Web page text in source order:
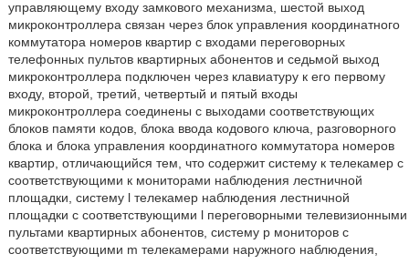
управляющему входу замкового механизма, шестой выход
микроконтроллера связан через блок управления координатного
коммутатора номеров квартир с входами переговорных
телефонных пультов квартирных абонентов и седьмой выход
микроконтроллера подключен через клавиатуру к его первому
входу, второй, третий, четвертый и пятый входы
микроконтроллера соединены с выходами соответствующих
блоков памяти кодов, блока ввода кодового ключа, разговорного
блока и блока управления координатного коммутатора номеров
квартир, отличающийся тем, что содержит систему к телекамер с
соответствующими к мониторами наблюдения лестничной
площадки, систему l телекамер наблюдения лестничной
площадки с соответствующими l переговорными телевизионными
пультами квартирных абонентов, систему p мониторов с
соответствующими m телекамерами наружного наблюдения,